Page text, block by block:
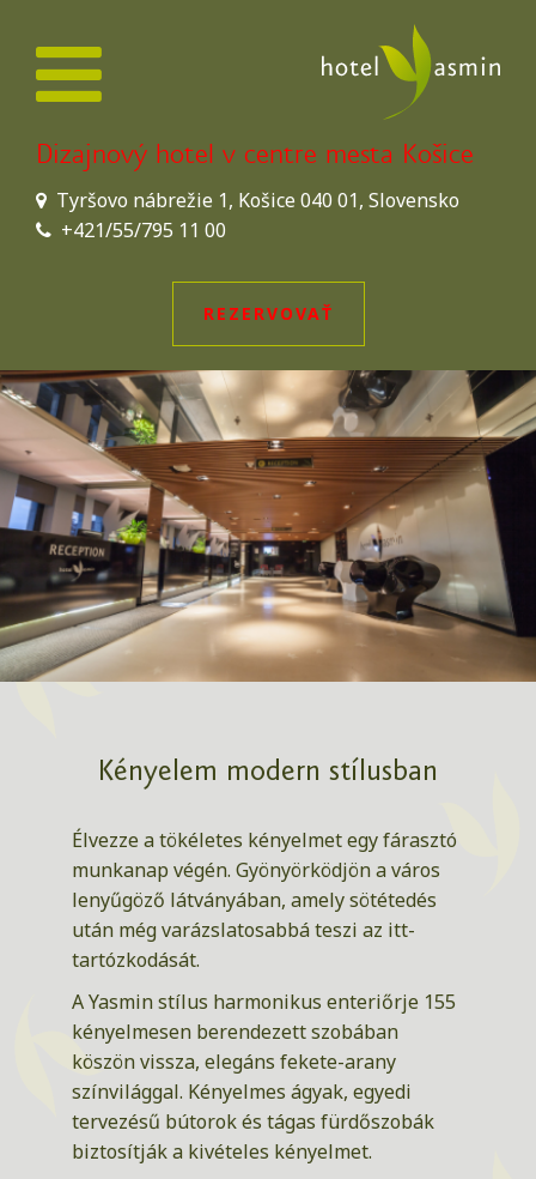
Dizajnový hotel v centre mesta Košice
Tyršovo nábrežie 1, Košice 040 01, Slovensko
+421/55/795 11 00
REZERVOVAŤ
Kényelem modern stílusban
Élvezze a tökéletes kényelmet egy fárasztó
munkanap végén. Gyönyörködjön a város
lenyűgöző látványában, amely sötétedés
után még varázslatosabbá teszi az itt-
tartózkodását.
A Yasmin stílus harmonikus enteriőrje 155
kényelmesen berendezett szobában
köszön vissza, elegáns fekete-arany
színvilággal. Kényelmes ágyak, egyedi
tervezésű bútorok és tágas fürdőszobák
biztosítják a kivételes kényelmet.